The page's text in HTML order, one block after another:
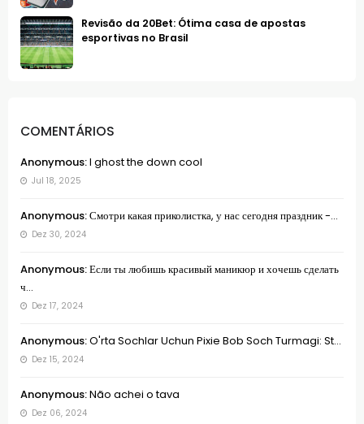
COMENTÁRIOS
Anonymous:I ghost the down cool
Jul 18, 2025
Anonymous:Смотри какая приколистка, у нас сегодня праздник -...
Dez 30, 2024
Anonymous:Если ты любишь красивый маникюр и хочешь сделать
ч...
Dez 17, 2024
Anonymous:O'rta Sochlar Uchun Pixie Bob Soch Turmagi: St...
Dez 15, 2024
Anonymous:Não achei o tava
Dez 06, 2024
Revisão da 20Bet: Ótima casa de apostas
esportivas no Brasil